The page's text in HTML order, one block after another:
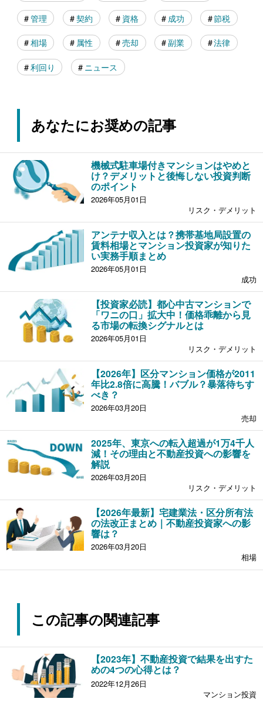
管理 契約 資格 成功 節税
相場 属性 売却 副業 法律
利回り ニュース
あなたにお奨めの記事
機械式駐車場付きマンションはやめと
け？デメリットと後悔しない投資判断
のポイント
2026年05月01日
リスク・デメリット
アンテナ収入とは？携帯基地局設置の
賃料相場とマンション投資家が知りた
い実務手順まとめ
2026年05月01日
成功
【投資家必読】都心中古マンションで
「ワニの口」拡大中！価格乖離から見
る市場の転換シグナルとは
2026年05月01日
リスク・デメリット
【2026年】区分マンション価格が2011
年比2.8倍に高騰！バブル？暴落待ちす
べき？
2026年03月20日
売却
2025年、東京への転入超過が1万4千人
減！その理由と不動産投資への影響を
解説
2026年03月20日
リスク・デメリット
【2026年最新】宅建業法・区分所有法
の法改正まとめ｜不動産投資家への影
響は？
2026年03月20日
相場
この記事の関連記事
【2023年】不動産投資で結果を出すた
めの4つの心得とは？
2022年12月26日
マンション投資